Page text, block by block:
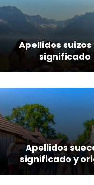
Apellidos suizos
significado
Apellidos
significado y